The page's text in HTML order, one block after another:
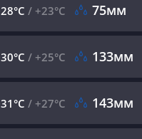
/ +23°C 75мм
/ +25°C 133мм
/ +27°C 143мм